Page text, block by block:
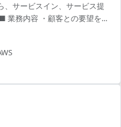
、サービスイン、サービス提
業務内容 ・顧客との要望を踏
するインフラエンジニアへ
題への対応 【アピールポイン
クトマネージャーとしてのス